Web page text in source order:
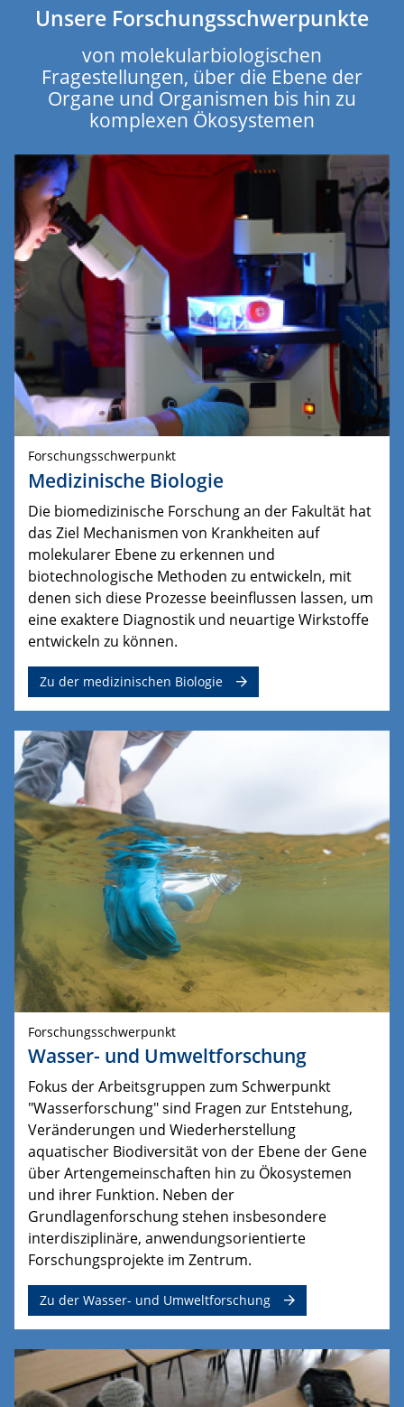
Unsere Forschungsschwerpunkte
von molekularbiologischen
Fragestellungen, über die Ebene der
Organe und Organismen bis hin zu
komplexen Ökosystemen
Forschungsschwerpunkt
Medizinische Biologie
Die biomedizinische Forschung an der Fakultät hat
das Ziel Mechanismen von Krankheiten auf
molekularer Ebene zu erkennen und
biotechnologische Methoden zu entwickeln, mit
denen sich diese Prozesse beeinflussen lassen, um
eine exaktere Diagnostik und neuartige Wirkstoffe
entwickeln zu können.
Zu der medizinischen Biologie
Forschungsschwerpunkt
Wasser- und Umweltforschung
Fokus der Arbeitsgruppen zum Schwerpunkt
"Wasserforschung" sind Fragen zur Entstehung,
Veränderungen und Wiederherstellung
aquatischer Biodiversität von der Ebene der Gene
über Artengemeinschaften hin zu Ökosystemen
und ihrer Funktion. Neben der
Grundlagenforschung stehen insbesondere
interdisziplinäre, anwendungsorientierte
Forschungsprojekte im Zentrum.
Zu der Wasser- und Umweltforschung